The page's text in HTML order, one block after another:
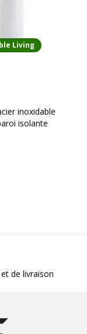
Living
inoxidable
isolante
de livraison